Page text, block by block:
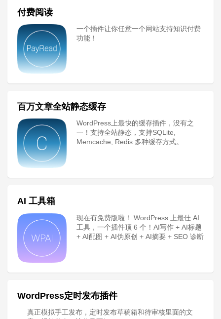
付费阅读
一个插件让你任意一个网站支持知识付费
功能！
百万文章全站静态缓存
WordPress上最快的缓存插件，没有之
一！支持全站静态，支持SQLite,
Memcache, Redis 多种缓存方式。
AI 工具箱
现在有免费版啦！ WordPress 上最佳 AI
工具，一个插件顶 6 个！AI写作 + AI标题
+ AI配图 + AI伪原创 + AI摘要 + SEO 诊断
WordPress定时发布插件
真正模拟手工发布，定时发布草稿箱和待审核里面的文